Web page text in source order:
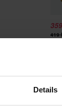
Details
Se
419